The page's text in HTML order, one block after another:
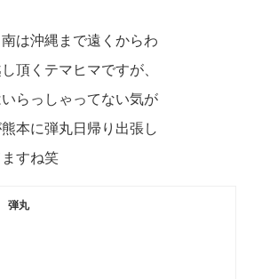
は沖縄まで遠くからわ
頂くテマヒマですが、
らっしゃってない気が
本に弾丸日帰り出張し
すね笑
弾丸